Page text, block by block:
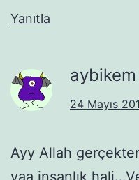
Yanıtla
aybikem
24 Mayıs
Ayy Allah
yaa insanlık